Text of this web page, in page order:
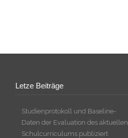
Letze Beiträge
Studienprotokoll und Baseline-
Daten der Evaluation des aktuellen
Schulcurriculums publiziert